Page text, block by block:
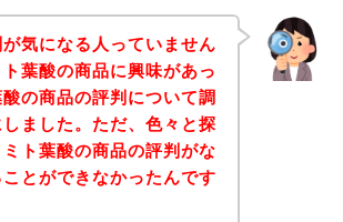
気になる人っていません
葉酸の商品に興味があっ
の商品の評判について調
ました。ただ、色々と探
ト葉酸の商品の評判がな
とができなかったんです